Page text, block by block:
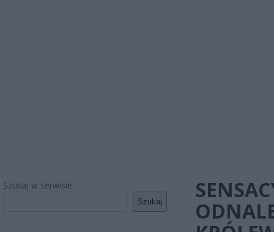
Szukaj w serwisie
Szukaj